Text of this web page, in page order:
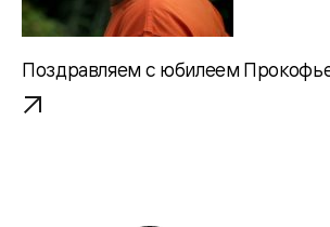
Поздравляем с юбилеем